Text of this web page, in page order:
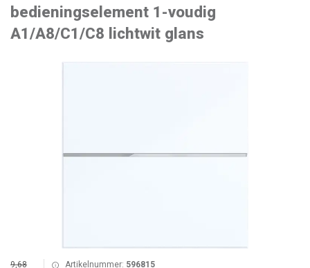
bedieningselement 1-voudig
A1/A8/C1/C8 lichtwit glans
9,68 Artikelnummer: 596815